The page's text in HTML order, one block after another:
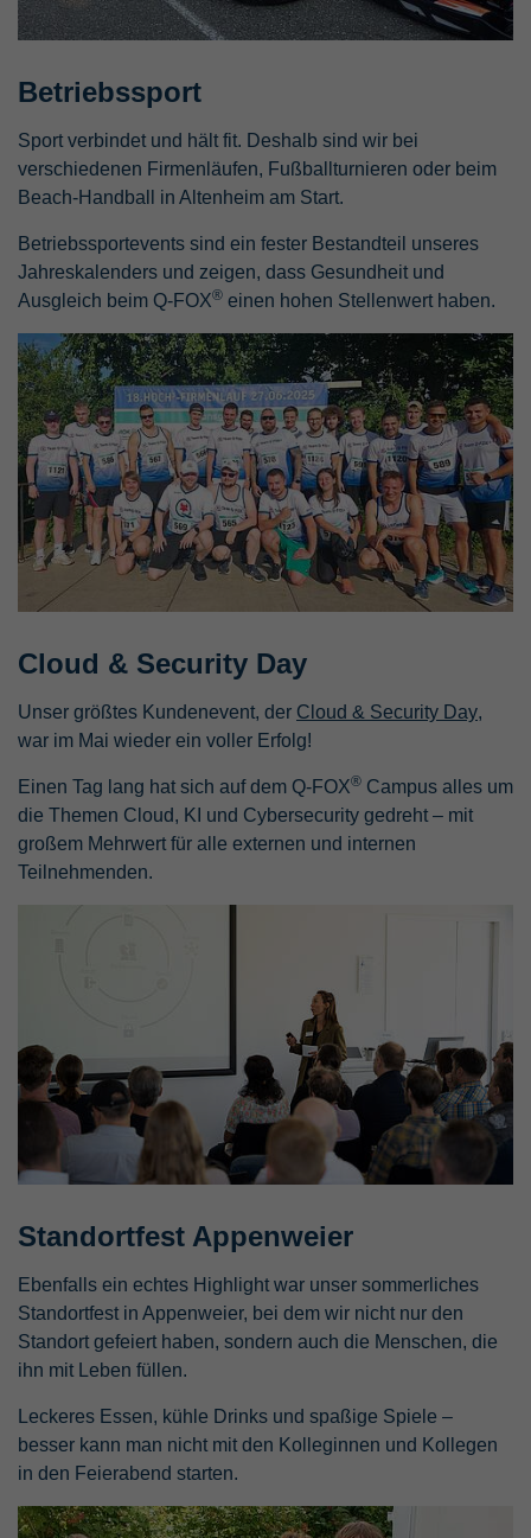
Betriebssport
Sport verbindet und hält fit. Deshalb sind wir bei
verschiedenen Firmenläufen, Fußballturnieren oder beim
Beach-Handball in Altenheim am Start.
Betriebssportevents sind ein fester Bestandteil unseres
Jahreskalenders und zeigen, dass Gesundheit und
Ausgleich beim Q-FOX® einen hohen Stellenwert haben.
Cloud & Security Day
Unser größtes Kundenevent, der Cloud & Security Day,
war im Mai wieder ein voller Erfolg!
Einen Tag lang hat sich auf dem Q-FOX® Campus alles um
die Themen Cloud, KI und Cybersecurity gedreht – mit
großem Mehrwert für alle externen und internen
Teilnehmenden.
Standortfest Appenweier
Ebenfalls ein echtes Highlight war unser sommerliches
Standortfest in Appenweier, bei dem wir nicht nur den
Standort gefeiert haben, sondern auch die Menschen, die
ihn mit Leben füllen.
Leckeres Essen, kühle Drinks und spaßige Spiele –
besser kann man nicht mit den Kolleginnen und Kollegen
in den Feierabend starten.